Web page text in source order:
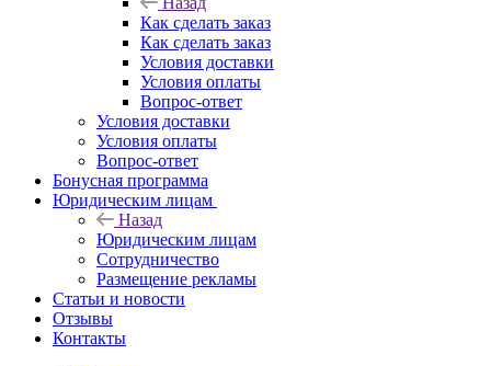
Как сделать заказ
Как сделать заказ
Условия доставки
Условия оплаты
Вопрос-ответ
Условия доставки
Условия оплаты
Вопрос-ответ
Бонусная программа
Юридическим лицам
Назад
Юридическим лицам
Сотрудничество
Размещение рекламы
Статьи и новости
Отзывы
Контакты